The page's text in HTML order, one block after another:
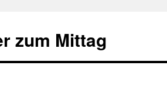
zum Mittag